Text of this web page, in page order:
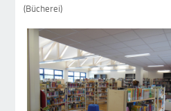
(Bücherei)